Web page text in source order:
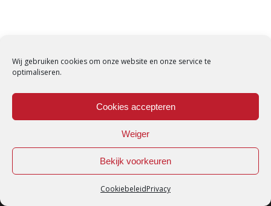
Wij gebruiken cookies om onze website en onze service te
optimaliseren.
Cookies accepteren
Weiger
Bekijk voorkeuren
CookiebeleidPrivacy
Loredana © Made with love byDirtyHippos